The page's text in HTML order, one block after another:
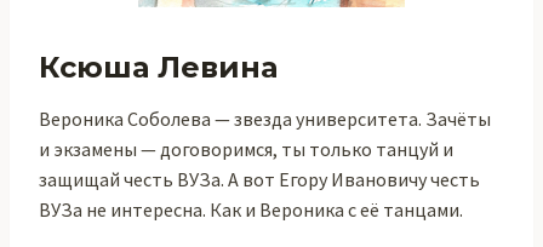
Ксюша Левина
Вероника Соболева — звезда университета. Зачёты
и экзамены — договоримся, ты только танцуй и
защищай честь ВУЗа. А вот Егору Ивановичу честь
ВУЗа не интересна. Как и Вероника с её танцами.